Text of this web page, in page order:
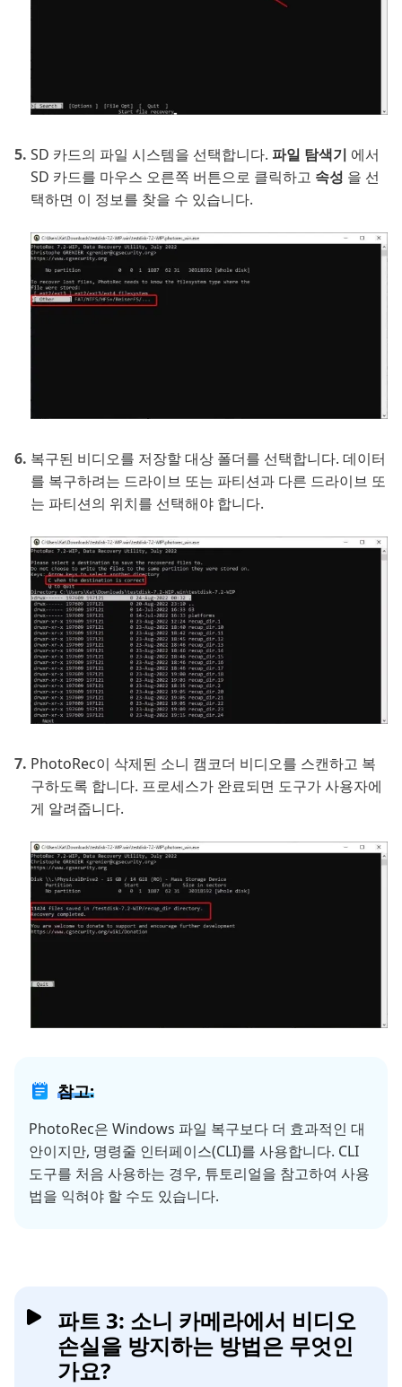
SD 카드의 파일 시스템을 선택합니다. 파일 탐색기 에서
SD 카드를 마우스 오른쪽 버튼으로 클릭하고 속성 을 선
택하면 이 정보를 찾을 수 있습니다.
복구된 비디오를 저장할 대상 폴더를 선택합니다. 데이터
를 복구하려는 드라이브 또는 파티션과 다른 드라이브 또
는 파티션의 위치를 선택해야 합니다.
PhotoRec이 삭제된 소니 캠코더 비디오를 스캔하고 복
구하도록 합니다. 프로세스가 완료되면 도구가 사용자에
게 알려줍니다.
참고:
PhotoRec은 Windows 파일 복구보다 더 효과적인 대
안이지만, 명령줄 인터페이스(CLI)를 사용합니다. CLI
도구를 처음 사용하는 경우, 튜토리얼을 참고하여 사용
법을 익혀야 할 수도 있습니다.
파트 3: 소니 카메라에서 비디오
손실을 방지하는 방법은 무엇인
가요?